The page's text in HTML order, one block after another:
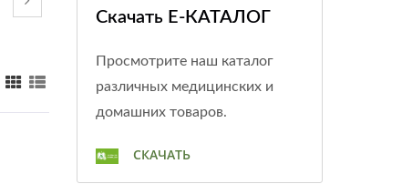
Скачать E-КАТАЛОГ
Просмотрите наш каталог
различных медицинских и
домашних товаров.
СКАЧАТЬ